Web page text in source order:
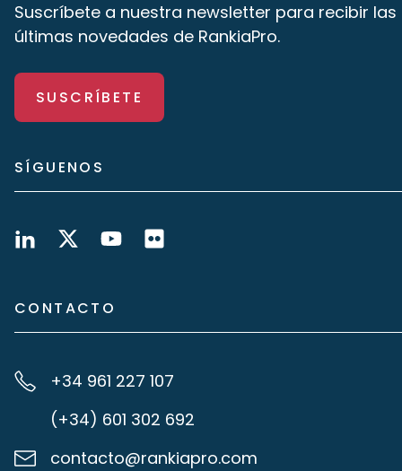
Suscríbete a nuestra newsletter para recibir las
últimas novedades de RankiaPro.
SUSCRÍBETE
SÍGUENOS
CONTACTO
+34 961 227 107
(+34) 601 302 692
contacto@rankiapro.com